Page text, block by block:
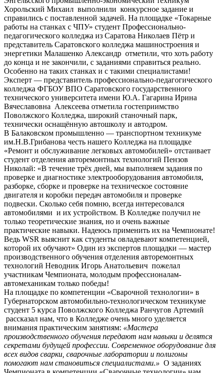
Хорольский Михаил выполнили конкурсное задание и
справились с поставленной задачей. На площадке «Токарные
работы на станках с ЧПУ» студент Профессионально-
педагогического колледжа из Саратова Николаев Пётр и
представитель Саратовского колледжа машиностроения и
энергетики Малашенко Александр отметили, что хоть работу
до конца и не закончили, с заданиями справиться реально.
Особенно на таких станках и с такими специалистами!
Эксперт — представитель профессионально-педагогического
колледжа ФГБОУ ВПО Саратовского государственного
технического университета имени Ю.А. Гагарина Ирина
Вячеславовна Алексеева отметила гостеприимство
Поволжского Колледжа, широкий станочный парк,
технически оснащённую автошколу и автодром.
В Балаковском промышленно — транспортном техникуме
им.Н.В.Грибанова честь нашего Колледжа на площадке
«Ремонт и обслуживание легковых автомобилей» отстаивает
студент отделения авторемонтных технологий Пензов
Николай: «В течение трёх дней, мы выполняем задания по
проверке и диагностике электрооборудования автомобиля,
разборке, сборке и проверке на техническое состояние
двигателя и коробки передач автомобиля и проверке
подвески. Сколько себя помню, всегда интересовался
автомобилями и их устройством. В Колледже получил не
только теоретические знания, но и очень важные
практические навыки. Надеюсь применить их на Чемпионате!
Ведь WSR выяснит как студенты овладевают компетенцией,
которой их обучают» Один из экспертов площадки — мастер
производственного обучения отделения авторемонтных
технологий Неводник Игорь Анатольевич пожелал
участникам Чемпионата, молодым профессионалам-
автомеханикам только победы!
На площадке по компетенции «Сварочной технологии» в
Губернаторском автомобильно-технологическом техникуме
студент 5 курса Поволжского Колледжа Ранчугов Артемий
рассказал нам, что в Колледже очень много уделяется
внимания практическим занятиям: «Мастера
производственного обучения передают нам навыки и делятся
секретами будущей профессии. Современное оборудование для
всех видов сварки, сварочные лаборатории и полигоны
помогают нам становиться специалистами.» О заданиях